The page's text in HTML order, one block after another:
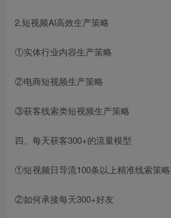
2.短视频Al高效生产策略
①实体行业内容生产策略
②电商短视频生产策略
③获客线索类短视频生产策略
四、每天获客300+的流量模型
①短视频日导流100条以上精准线索策略
②如何承接每天300+好友